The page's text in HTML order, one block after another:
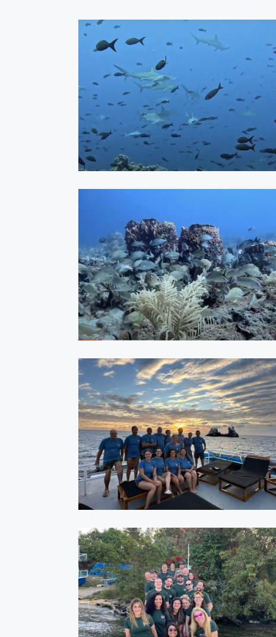
KIKO LIMA - GALÁPAGOS -
SETEMBRO 2024
ASSISTIR
FLÓRIDA - USA - MAIO 2024
ASSISTIR
Revillagigedo - 2024
ASSISTIR
Rifaina - Agosto 2023
ASSISTIR